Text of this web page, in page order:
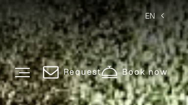
EN
Request Book now